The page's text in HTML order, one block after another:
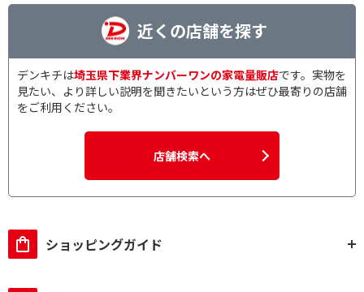
近くの店舗を探す
デンキチは埼玉県下業界ナンバーワンの家電量販店です。実物を
見たい、より詳しい説明を聞きたいという方はぜひ最寄りの店舗
をご利用ください。
店舗検索へ
ショッピングガイド